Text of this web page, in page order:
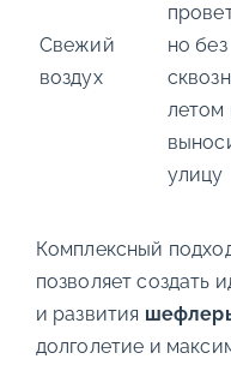
Свежий
воздух
но без
улицу
Комплексный
позволяет создать
и развития
долголетие и